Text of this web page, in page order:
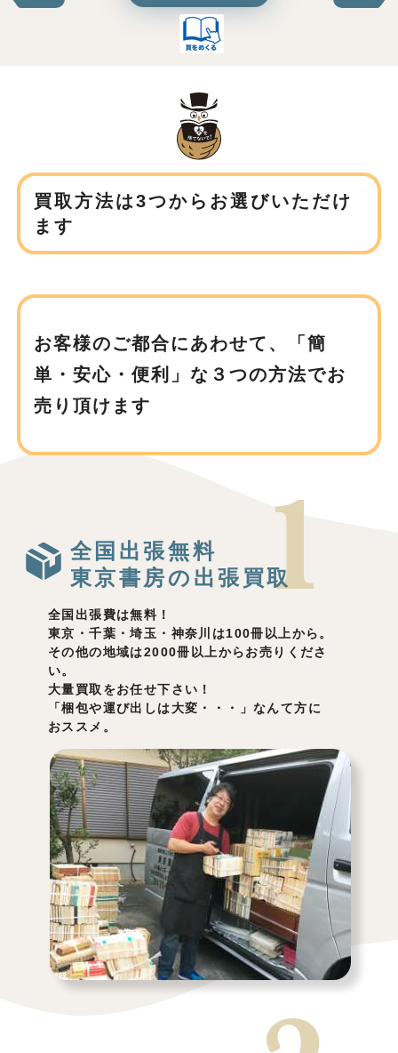
買取方法は3つからお選びいただけ
ます
お客様のご都合にあわせて、
「簡
単・安心・便利」な３つの方法でお
売り頂けます
全国出張無料
東京書房の出張買取
全国出張費は無料！
東京・千葉・埼玉・神奈川は100冊以上から。
その他の地域は2000冊以上からお売りくださ
い。
大量買取をお任せ下さい！
「梱包や運び出しは大変・・・」なんて方に
おススメ。